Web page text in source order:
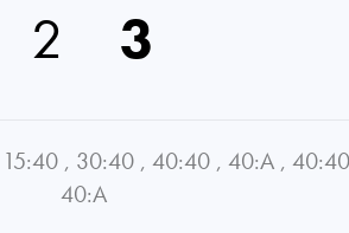
2 3
15:40 , 30:40 , 40:40 , 40:A , 40:40
40:A